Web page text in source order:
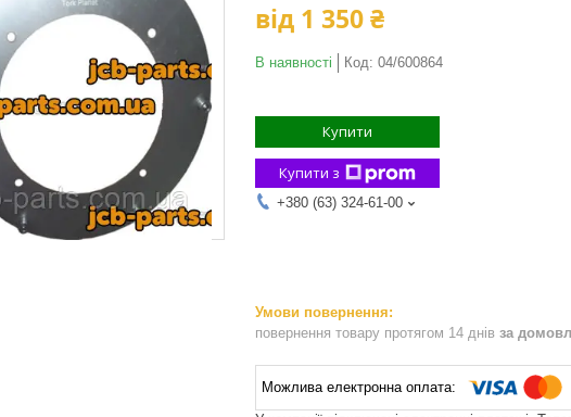
від 1 350 ₴
В наявності Код: 04/600864
Купити
Купити з
+380 (63) 324-61-00
повернення товару протягом 14 днів за